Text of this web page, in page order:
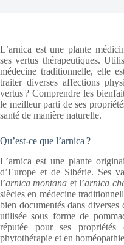
L’arnica est une plante
ses vertus thérapeutiques.
médecine traditionnelle, elle
traiter diverses affections
vertus ? Comprendre les
le meilleur parti de ses
santé de manière naturelle.
Qu’est-ce que l’arnica ?
L’arnica est une plante
d’Europe et de Sibérie. Ses
l’arnica montana et l’arnica
siècles en médecine
bien documentés dans
utilisée sous forme de
réputée pour ses propriétés
phytothérapie et en